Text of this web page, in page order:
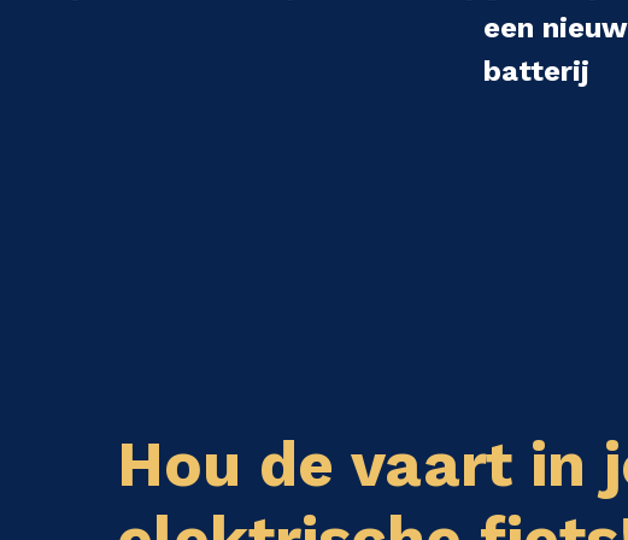
een
batterij
Hou de vaart in